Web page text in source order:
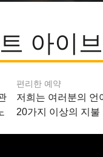
아이
편리한 예약
저희는 여러분의 언
20가지 이상의 지